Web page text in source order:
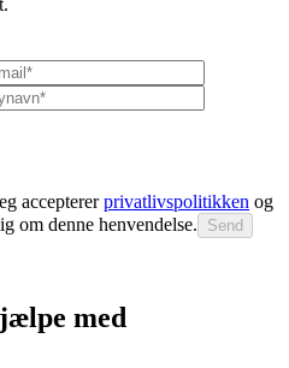
accepterer privatlivspolitikken og
om denne henvendelse.
Send
med